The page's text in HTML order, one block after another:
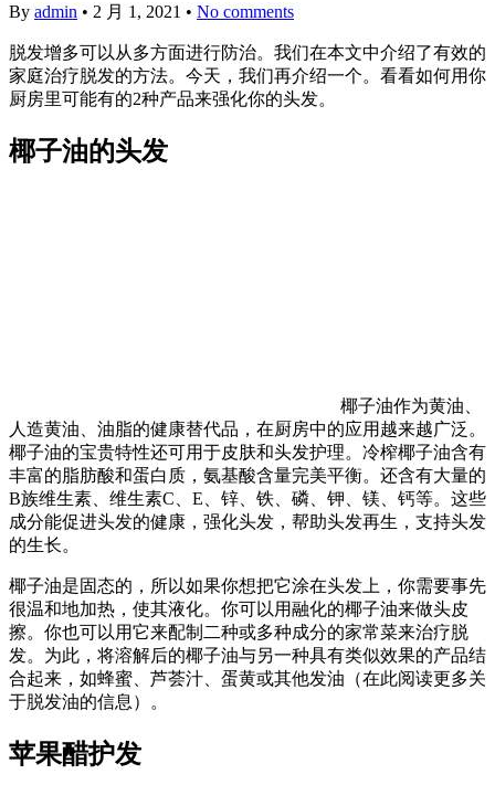
By admin • 2 月 1, 2021 • No comments
脱发增多可以从多方面进行防治。我们在本文中介绍了有效的
家庭治疗脱发的方法。今天，我们再介绍一个。看看如何用你
厨房里可能有的2种产品来强化你的头发。
椰子油的头发
椰子油作为黄油、
人造黄油、油脂的健康替代品，在厨房中的应用越来越广泛。
椰子油的宝贵特性还可用于皮肤和头发护理。冷榨椰子油含有
丰富的脂肪酸和蛋白质，氨基酸含量完美平衡。还含有大量的
B族维生素、维生素C、E、锌、铁、磷、钾、镁、钙等。这些
成分能促进头发的健康，强化头发，帮助头发再生，支持头发
的生长。
椰子油是固态的，所以如果你想把它涂在头发上，你需要事先
很温和地加热，使其液化。你可以用融化的椰子油来做头皮
擦。你也可以用它来配制二种或多种成分的家常菜来治疗脱
发。为此，将溶解后的椰子油与另一种具有类似效果的产品结
合起来，如蜂蜜、芦荟汁、蛋黄或其他发油（在此阅读更多关
于脱发油的信息）。
苹果醋护发